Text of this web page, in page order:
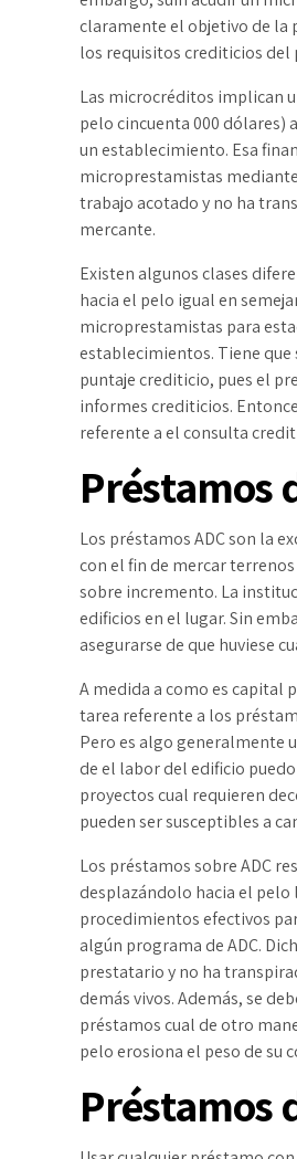
claramente el objetivo de la
los requisitos crediticios del
Las microcréditos implican
pelo cincuenta 000 dólares)
un establecimiento. Esa
microprestamistas
trabajo acotado y no ha
mercante.
Existen algunos clases
hacia el pelo igual en
microprestamistas para
establecimientos. Tiene
puntaje crediticio, pues el
informes crediticios.
referente a el consulta
Préstamos
Los préstamos ADC son la
con el fin de mercar
sobre incremento. La
edificios en el lugar. Sin
asegurarse de que huviese
A medida a como es capital
tarea referente a los
Pero es algo generalmente
de el labor del edificio
proyectos cual requieren
pueden ser susceptibles a
Los préstamos sobre ADC
desplazándolo hacia el
procedimientos efectivos
algún programa de ADC.
prestatario y no ha
demás vivos. Además, se
préstamos cual de otro
pelo erosiona el peso de su
Préstamos